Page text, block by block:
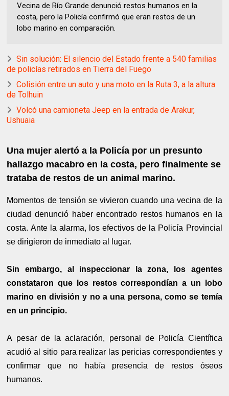
Vecina de Río Grande denunció restos humanos en la
costa, pero la Policía confirmó que eran restos de un
lobo marino en comparación.
Sin solución: El silencio del Estado frente a 540 familias
de policías retirados en Tierra del Fuego
Colisión entre un auto y una moto en la Ruta 3, a la altura
de Tolhuin
Volcó una camioneta Jeep en la entrada de Arakur,
Ushuaia
Una mujer alertó a la Policía por un presunto
hallazgo macabro en la costa, pero finalmente se
trataba de restos de un animal marino.
Momentos de tensión se vivieron cuando una vecina de la
ciudad denunció haber encontrado restos humanos en la
costa. Ante la alarma, los efectivos de la Policía Provincial
se dirigieron de inmediato al lugar.
Sin embargo, al inspeccionar la zona, los agentes
constataron que los restos correspondían a un lobo
marino en división y no a una persona, como se temía
en un principio.
A pesar de la aclaración, personal de Policía Científica
acudió al sitio para realizar las pericias correspondientes y
confirmar que no había presencia de restos óseos
humanos.